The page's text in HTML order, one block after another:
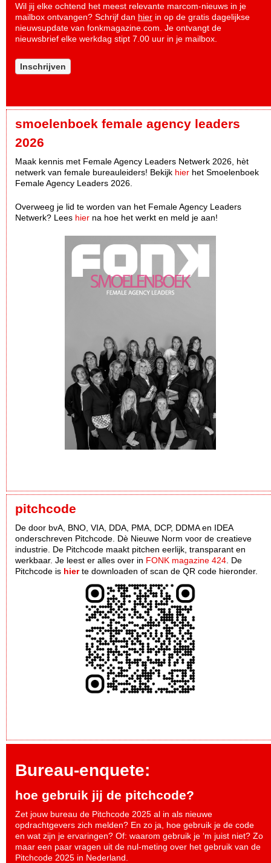
Wil jij elke ochtend het meest relevante marcom-nieuws in je
mailbox ontvangen? Schrijf dan hier in op de gratis dagelijkse
nieuwsupdate van fonkmagazine.com. Je ontvangt de
nieuwsbrief elke werkdag stipt 7.00 uur in je mailbox.
Inschrijven
smoelenboek female agency leaders
2026
Maak kennis met Female Agency Leaders Netwerk 2026, hèt
netwerk van female bureauleiders! Bekijk hier het Smoelenboek
Female Agency Leaders 2026.
Overweeg je lid te worden van het Female Agency Leaders
Netwerk? Lees hier na hoe het werkt en meld je aan!
pitchcode
De door bvA, BNO, VIA, DDA, PMA, DCP, DDMA en IDEA
onderschreven Pitchcode. Dè Nieuwe Norm voor de creatieve
industrie. De Pitchcode maakt pitchen eerlijk, transparant en
werkbaar. Je leest er alles over in FONK magazine 424 . De
Pitchcode is hierte downloaden of scan de QR code hieronder.
Bureau-enquete:
hoe gebruik jij de pitchcode?
Zet jouw bureau de Pitchcode 2025 al in als nieuwe
opdrachtgevers zich melden? En zo ja, hoe gebruik je de code
en wat zijn je ervaringen? Of: waarom gebruik je ‘m juist niet? Zo
maar een paar vragen uit de nul-meting over het gebruik van de
Pitchcode 2025 in Nederland.